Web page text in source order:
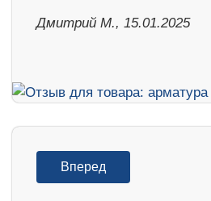
Дмитрий М., 15.01.2025
Вперед